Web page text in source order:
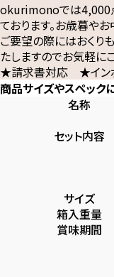
okurimonoでは4,000
ております。お歳暮や
ご要望の際にはおくり
たしますのでお気軽に
★請求書対応 ★イン
商品サイズやスペック
名称
セット内容
サイズ
箱入重量
賞味期間